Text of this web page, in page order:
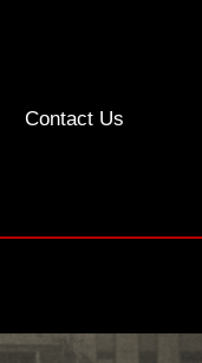
Contact Us